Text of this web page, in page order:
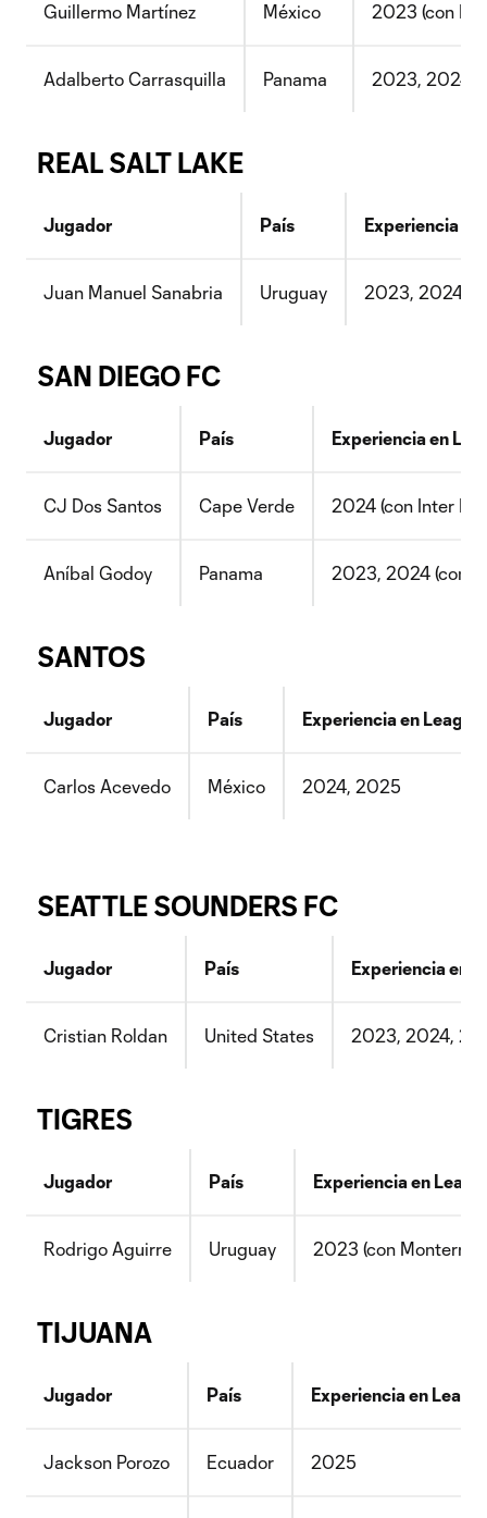
Guillermo Martínez México 2023 (con
Adalberto Carrasquilla Panama 2023, 2024
REAL SALT LAKE
Jugador País Experiencia en
Juan Manuel Sanabria Uruguay 2023, 2024,
SAN DIEGO FC
Jugador País Experiencia en
CJ Dos Santos Cape Verde 2024 (con Inter
Aníbal Godoy Panama 2023, 2024 (con
SANTOS
Jugador País Experiencia en
Carlos Acevedo México 2024, 2025
SEATTLE SOUNDERS FC
Jugador País Experiencia en
Cristian Roldan United States 2023, 2024,
TIGRES
Jugador País Experiencia en
Rodrigo Aguirre Uruguay 2023 (con
TIJUANA
Jugador País Experiencia en
Jackson Porozo Ecuador 2025